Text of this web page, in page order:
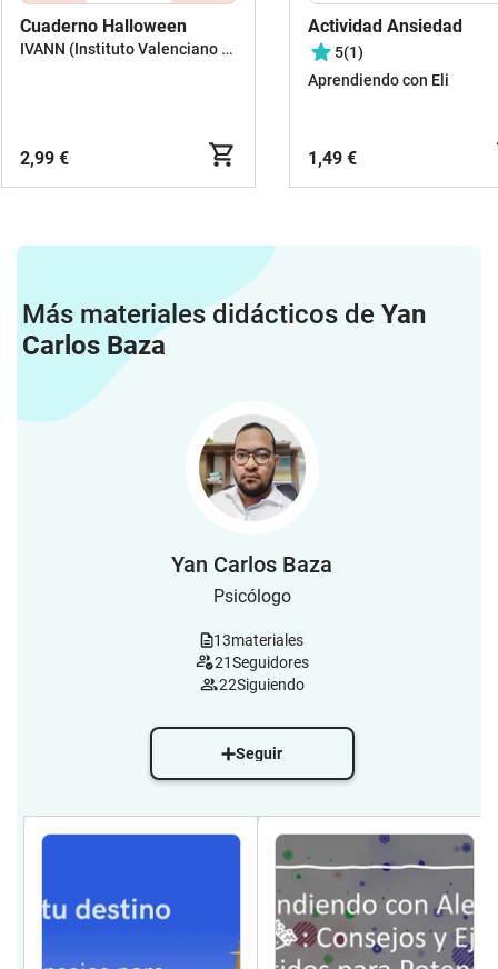
Cuaderno Halloween
IVANN (Instituto Valenciano Neurociencias)
2,99 €
Actividad Ansiedad
5(1)
Aprendiendo con Eli
1,49 €
Más materiales didácticos de Yan
Carlos Baza
Yan Carlos Baza
Psicólogo
13materiales
21Seguidores
22Siguiendo
Seguir